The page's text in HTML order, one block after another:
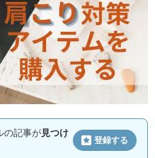
の記事が見つけ
登録する